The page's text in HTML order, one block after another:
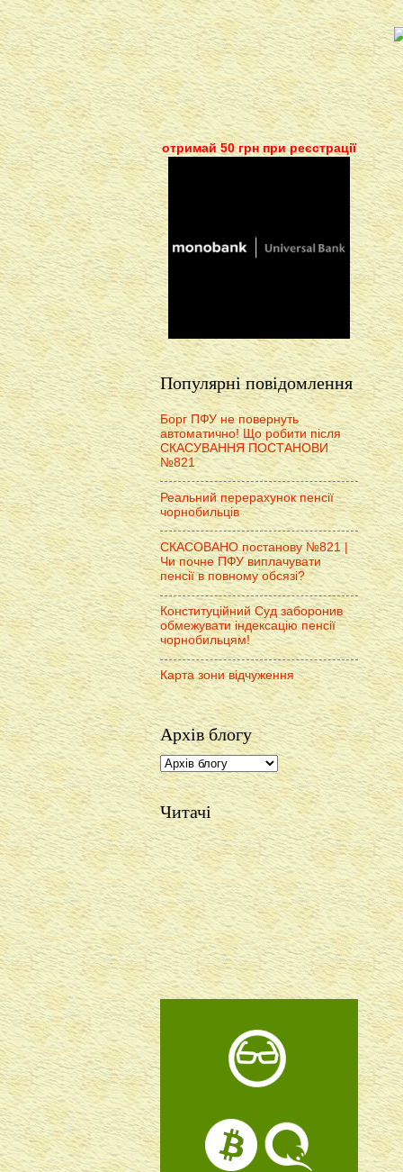
отримай 50 грн при реєстрації
Популярні повідомлення
Борг ПФУ не повернуть
автоматично! Що робити після
СКАСУВАННЯ ПОСТАНОВИ
№821
Реальний перерахунок пенсії
чорнобильців
СКАСОВАНО постанову №821 |
Чи почне ПФУ виплачувати
пенсії в повному обсязі?
Конституційний Суд заборонив
обмежувати індексацію пенсії
чорнобильцям!
Карта зони відчуження
Архів блогу
Читачі